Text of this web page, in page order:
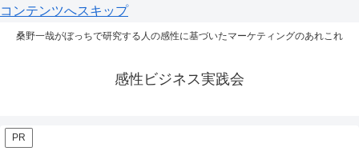
コンテンツへスキップ
桑野一哉がぼっちで研究する人の感性に基づいたマーケティングのあれこれ
感性ビジネス実践会
PR